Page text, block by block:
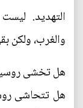
التهديد.
والغرب، ولكن
هل تخشى
هل تتحاشى